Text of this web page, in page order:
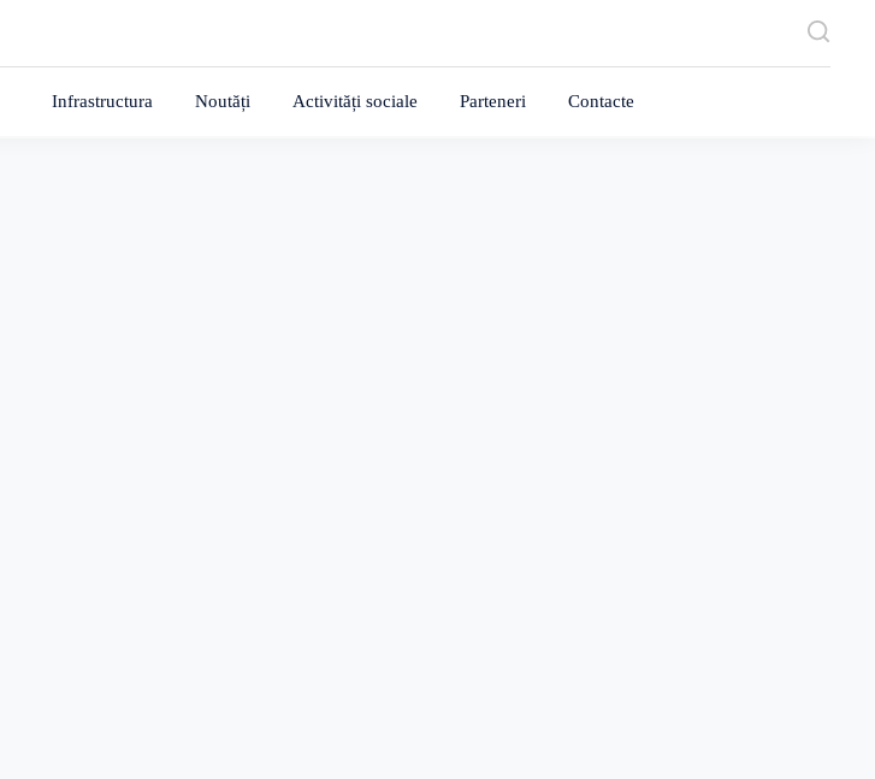
Infrastructura Noutăți Activități sociale Parteneri Contacte